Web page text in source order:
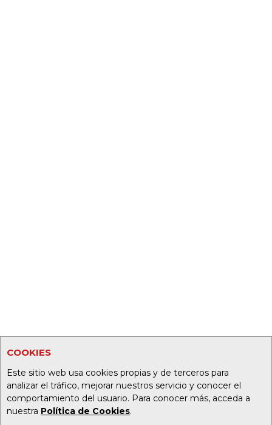
COOKIES
Este sitio web usa cookies propias y de terceros para
analizar el tráfico, mejorar nuestros servicio y conocer el
comportamiento del usuario. Para conocer más, acceda a
nuestra Política de Cookies.